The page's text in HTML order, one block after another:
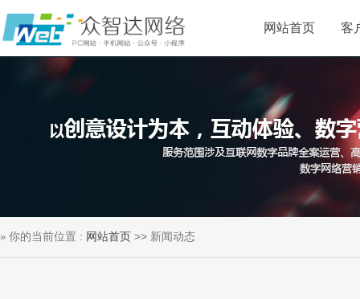
网站首页 客
你的当前位置 : 网站首页 >> 新闻动态